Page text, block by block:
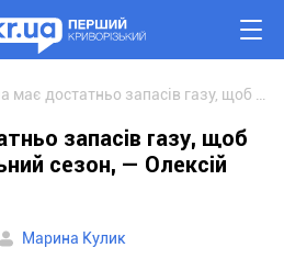
запасів газу, щоб
сезон, — Олексій
Марина Кулик